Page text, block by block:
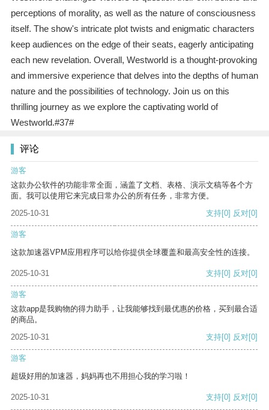
perceptions of morality, as well as the nature of consciousness
itself. The show's intricate plot twists and enigmatic characters
keep audiences on the edge of their seats, eagerly anticipating
each new revelation. Overall, Westworld is a thought-provoking
and immersive experience that delves into the depths of human
nature and the possibilities of technology. Join us on this
thrilling journey as we explore the captivating world of
Westworld.#37#
评论
游客
这款办公软件的功能非常全面，涵盖了文档、表格、演示文稿等各个方
面。我可以使用它来完成日常办公的所有任务，非常方便。
2025-10-31
支持[0] 反对[0]
游客
这款加速器VPM应用程序可以给你提供全球覆盖和最高安全性的连接。
2025-10-31 支持[0] 反对[0]
游客
这款app是我购物的得力助手，让我能够找到最优惠的价格，买到最合适
的商品。
2025-10-31
支持[0] 反对[0]
游客
超级好用的加速器，妈妈再也不用担心我的学习啦！
2025-10-31 支持[0] 反对[0]